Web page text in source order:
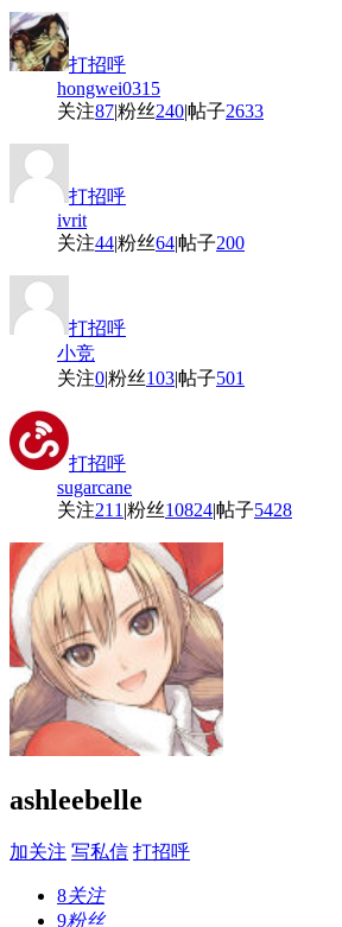
打招呼
hongwei0315
关注87|粉丝240|帖子2633
打招呼
ivrit
关注44|粉丝64|帖子200
打招呼
小竞
关注0|粉丝103|帖子501
打招呼
sugarcane
关注211 |粉丝10824|帖子5428
ashleebelle
加关注 写私信 打招呼
8关注
9粉丝